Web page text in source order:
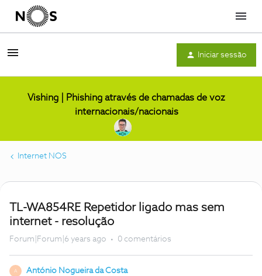
Menu
Iniciar sessão
Vishing | Phishing através de chamadas de voz
internacionais/nacionais
Internet NOS
TL-WA854RE Repetidor ligado mas sem
internet - resolução
Forum|Forum|6 years ago 0 comentários
A António Nogueira da Costa